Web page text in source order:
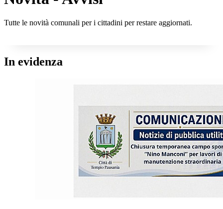
Tutte le novità comunali per i cittadini per restare aggiornati.
In evidenza